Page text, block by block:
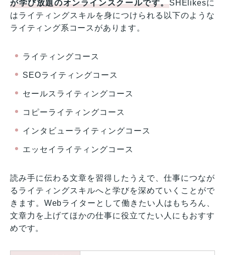
が学び放題のオンラインスクールです。SHElikesに
はライティングスキルを身につけられる以下のような
ライティング系コースがあります。
ライティングコース
SEOライティングコース
セールスライティングコース
コピーライティングコース
インタビューライティングコース
エッセイライティングコース
読み手に伝わる文章を習得したうえで、仕事につなが
るライティングスキルへと学びを深めていくことがで
きます。Webライターとして働きたい人はもちろん、
文章力を上げてほかの仕事に役立てたい人にもおすす
めです。